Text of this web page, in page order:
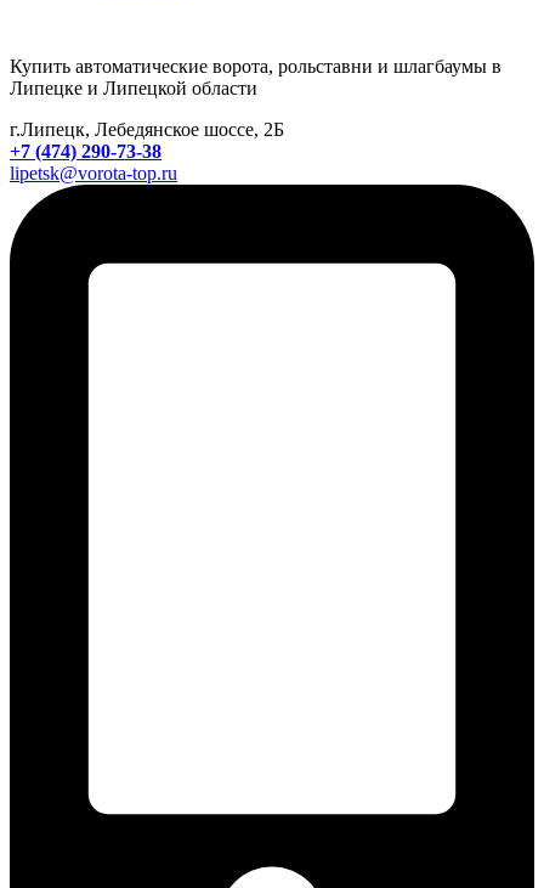
Купить автоматические ворота, рольставни и шлагбаумы в
Липецке и Липецкой области
г.Липецк, Лебедянское шоссе, 2Б
+7 (474) 290-73-38
lipetsk@vorota-top.ru